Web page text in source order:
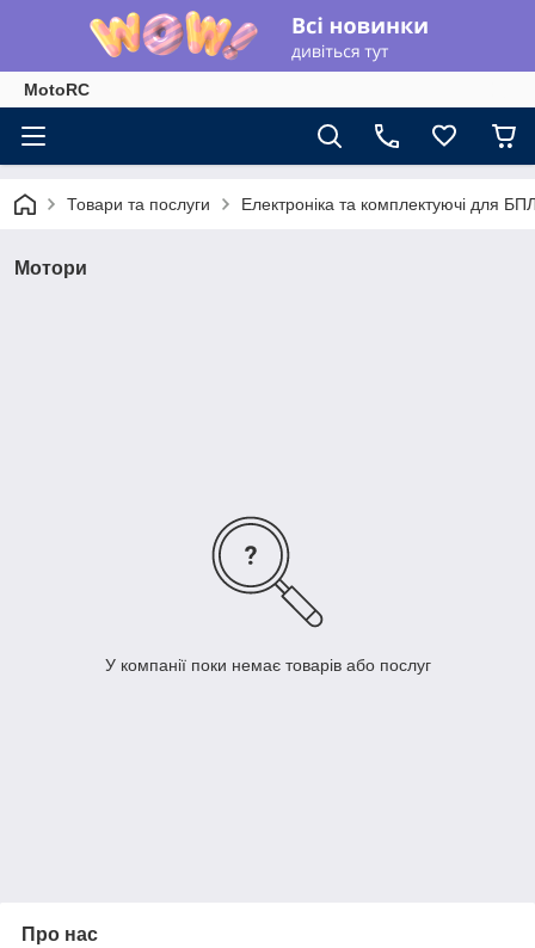
MotoRC
Товари та послуги Електроніка та комплектуючі для
Мотори
У компанії поки немає товарів або послуг
Про нас